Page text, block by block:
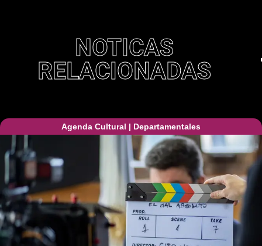
NOTICAS
RELACIONADAS
Agenda Cultural | Departamentales